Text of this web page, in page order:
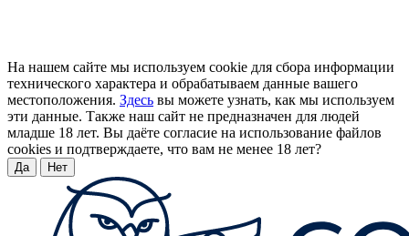
На нашем сайте мы используем cookie для сбора информации
технического характера и обрабатываем данные вашего
местоположения. Здесь вы можете узнать, как мы используем
эти данные. Также наш сайт не предназначен для людей
младше 18 лет. Вы даёте согласие на использование файлов
cookies и подтверждаете, что вам не менее 18 лет?
Да Нет